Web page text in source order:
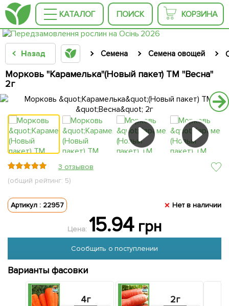
КАТАЛОГ ПОИСК КОРЗИНА
Назад Семена Семена овощей
Морковь "Карамелька"(Новый пакет) ТМ "Весна"
2г
3 отзывов
(общий рейтинг: 5)
Артикул : 22957 Нет в наличии
Цена: 15.94грн
Сообщить о поступлении
Варианты фасовки
4г 2г